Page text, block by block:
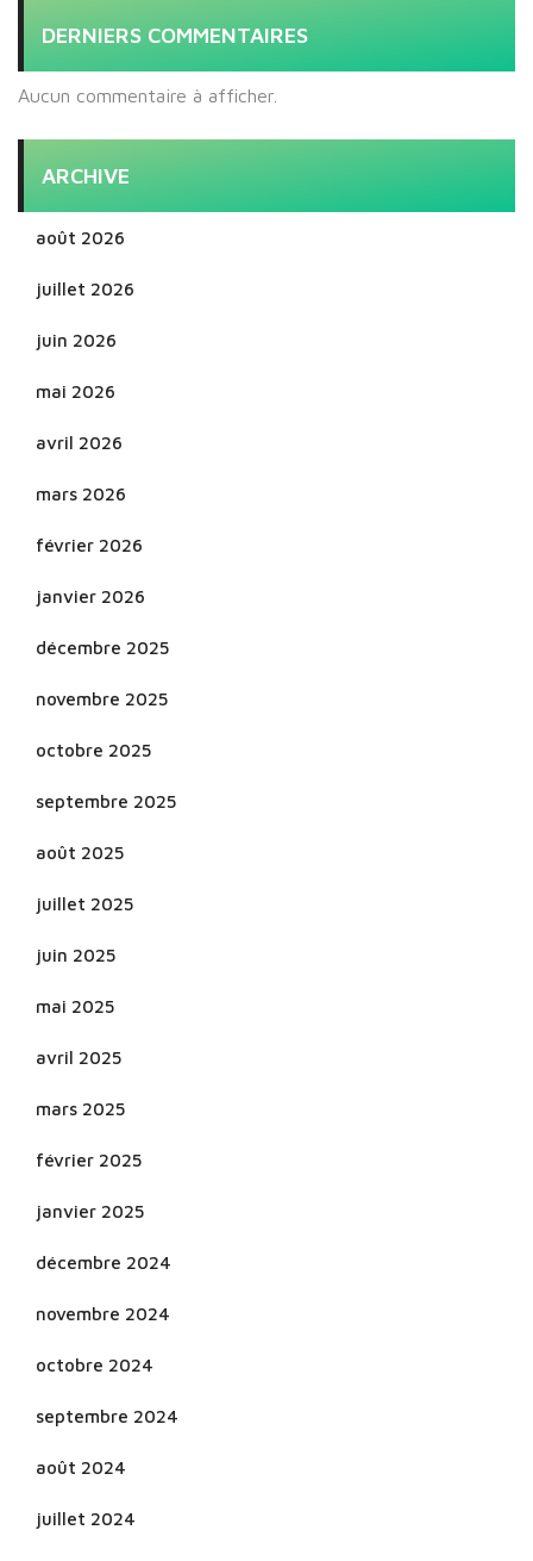
DERNIERS COMMENTAIRES
Aucun commentaire à afficher.
ARCHIVE
août 2026
juillet 2026
juin 2026
mai 2026
avril 2026
mars 2026
février 2026
janvier 2026
décembre 2025
novembre 2025
octobre 2025
septembre 2025
août 2025
juillet 2025
juin 2025
mai 2025
avril 2025
mars 2025
février 2025
janvier 2025
décembre 2024
novembre 2024
octobre 2024
septembre 2024
août 2024
juillet 2024